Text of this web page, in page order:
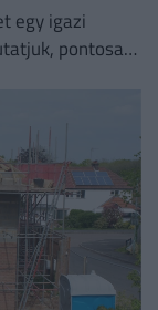
egy igazi
pontosan